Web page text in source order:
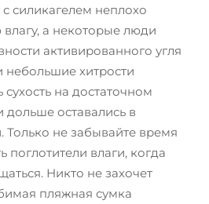
силикагелем неплохо
а некоторые люди
активированного угля
небольшие хитрости
на достаточном
дольше оставались в
не забывайте время
поглотители влаги, когда
Никто не захочет
пляжная сумка